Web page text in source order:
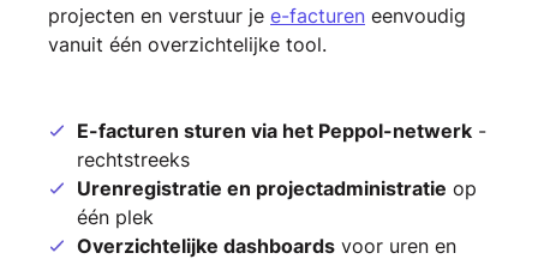
projecten en verstuur je e-facturen eenvoudig
vanuit één overzichtelijke tool.
E-facturen sturen via het Peppol-netwerk -
rechtstreeks
Urenregistratie en projectadministratie op
één plek
Overzichtelijke dashboards voor uren en